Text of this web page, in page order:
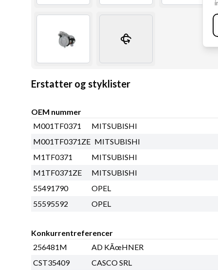
Erstatter og styklister
OEM nummer
M001TF0371
MITSUBISHI
M001TF0371ZE MITSUBISHI
M1TF0371
MITSUBISHI
M1TF0371ZE
MITSUBISHI
55491790
OPEL
55595592
OPEL
Konkurrentreferencer
256481M
AD KÃœHNER
CST35409
CASCO SRL